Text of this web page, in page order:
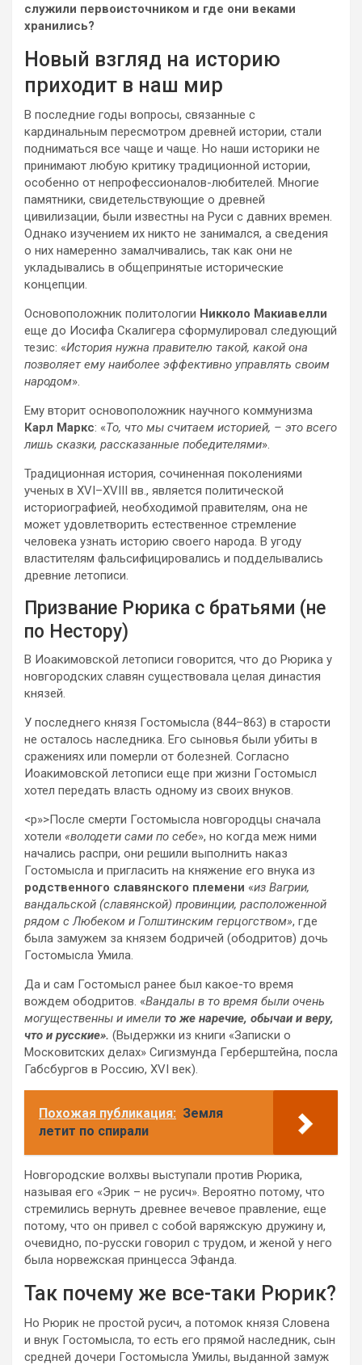
служили первоисточником и где они веками
хранились?
Новый взгляд на историю
приходит в наш мир
В последние годы вопросы, связанные с
кардинальным пересмотром древней истории, стали
подниматься все чаще и чаще. Но наши историки не
принимают любую критику традиционной истории,
особенно от непрофессионалов-любителей. Многие
памятники, свидетельствующие о древней
цивилизации, были известны на Руси с давних времен.
Однако изучением их никто не занимался, а сведения
о них намеренно замалчивались, так как они не
укладывались в общепринятые исторические
концепции.
Основоположник политологии Никколо Макиавелли
еще до Иосифа Скалигера сформулировал следующий
тезис: «История нужна правителю такой, какой она
позволяет ему наиболее эффективно управлять своим
народом».
Ему вторит основоположник научного коммунизма
Карл Маркс: «То, что мы считаем историей, – это всего
лишь сказки, рассказанные победителями».
Традиционная история, сочиненная поколениями
ученых в XVI–XVIII вв., является политической
историографией, необходимой правителям, она не
может удовлетворить естественное стремление
человека узнать историю своего народа. В угоду
властителям фальсифицировались и подделывались
древние летописи.
Призвание Рюрика с братьями (не
по Нестору)
В Иоакимовской летописи говорится, что до Рюрика у
новгородских славян существовала целая династия
князей.
У последнего князя Гостомысла (844–863) в старости
не осталось наследника. Его сыновья были убиты в
сражениях или померли от болезней. Согласно
Иоакимовской летописи еще при жизни Гостомысл
хотел передать власть одному из своих внуков.
<p»>После смерти Гостомысла новгородцы сначала
хотели «володети сами по себе», но когда меж ними
начались распри, они решили выполнить наказ
Гостомысла и пригласить на княжение его внука из
родственного славянского племени «из Вагрии,
вандальской (славянской) провинции, расположенной
рядом с Любеком и Голштинским герцогством», где
была замужем за князем бодричей (ободритов) дочь
Гостомысла Умила.
Да и сам Гостомысл ранее был какое-то время
вождем ободритов. «Вандалы в то время были очень
могущественны и имели то же наречие, обычаи и веру,
что и русские». (Выдержки из книги «Записки о
Московитских делах» Сигизмунда Герберштейна, посла
Габсбургов в Россию, XVI век).
Похожая публикация: Земля
летит по спирали
Новгородские волхвы выступали против Рюрика,
называя его «Эрик – не русич». Вероятно потому, что
стремились вернуть древнее вечевое правление, еще
потому, что он привел с собой варяжскую дружину и,
очевидно, по-русски говорил с трудом, и женой у него
была норвежская принцесса Эфанда.
Так почему же все-таки Рюрик?
Но Рюрик не простой русич, а потомок князя Словена
и внук Гостомысла, то есть его прямой наследник, сын
средней дочери Гостомысла Умилы, выданной замуж